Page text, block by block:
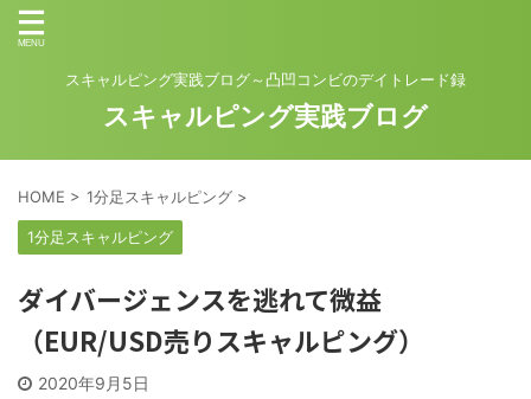
スキャルピング実践ブログ～凸凹コンビのデイトレード録
スキャルピング実践ブログ
HOME > 1分足スキャルピング >
1分足スキャルピング
ダイバージェンスを逃れて微益
（EUR/USD売りスキャルピング）
2020年9月5日